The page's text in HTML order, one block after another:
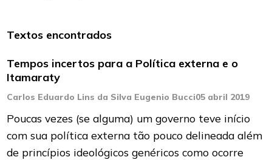
Textos encontrados
Tempos incertos para a Política externa e o
Itamaraty
Carlos Eduardo Lins da Silva Eugenio Bucci05 abril 2019
Poucas vezes (se alguma) um governo teve início
com sua política externa tão pouco delineada além
de princípios ideológicos genéricos como ocorre